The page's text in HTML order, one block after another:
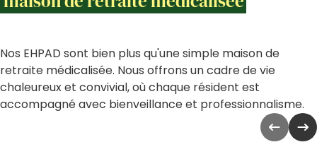
Nos EHPAD sont bien plus qu'une simple maison de
retraite médicalisée. Nous offrons un cadre de vie
chaleureux et convivial, où chaque résident est
accompagné avec bienveillance et professionnalisme.